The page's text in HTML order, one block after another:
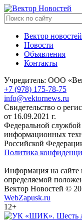
Вектор новостей
Новости
Объявления
Контакты
Учредитель: ООО
+7 (978) 175-78-75
info@vektornews.ru
Свидетельство о
от 16.09.2021 г.
Федеральной службой
информационных
Российской
Политика
Информация на сайте
определяемой
Вектор Новостей ©
WebZapusk.ru
12+